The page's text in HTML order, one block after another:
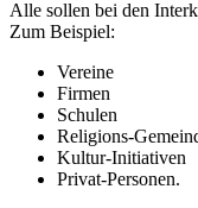
Alle sollen bei den
Zum Beispiel:
Vereine
Firmen
Schulen
Religions-
Kultur-Initiativen
Privat-Personen.